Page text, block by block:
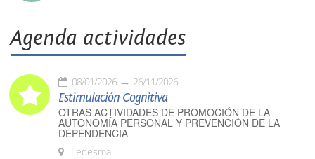
Agenda actividades
08/01/2026 26/11/2026
Estimulación Cognitiva
OTRAS ACTIVIDADES DE PROMOCIÓN DE LA
AUTONOMÍA PERSONAL Y PREVENCIÓN DE LA
DEPENDENCIA
Ledesma